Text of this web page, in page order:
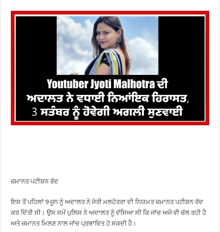
ਜ਼ਮਾਨਤ ਪਟੀਸ਼ਨ ਰੱਦ
ਇਸ ਤੋਂ ਪਹਿਲਾਂ 9 ਜੂਨ ਨੂੰ ਅਦਾਲਤ ਨੇ ਜੋਤੀ ਮਲਹੋਤਰਾ ਦੀ ਨਿਯਮਤ ਜ਼ਮਾਨਤ ਪਟੀਸ਼ਨ ਰੱਦ
ਕਰ ਦਿੱਤੀ ਸੀ। ਉਸ ਸਮੇਂ ਪੁਲਿਸ ਨੇ ਅਦਾਲਤ ਨੂੰ ਦੱਸਿਆ ਸੀ ਕਿ ਜਾਂਚ ਅਜੇ ਵੀ ਚੱਲ ਰਹੀ ਹੈ
ਅਤੇ ਜ਼ਮਾਨਤ ਮਿਲਣ ਨਾਲ ਜਾਂਚ ਪ੍ਰਭਾਵਿਤ ਹੋ ਸਕਦੀ ਹੈ।